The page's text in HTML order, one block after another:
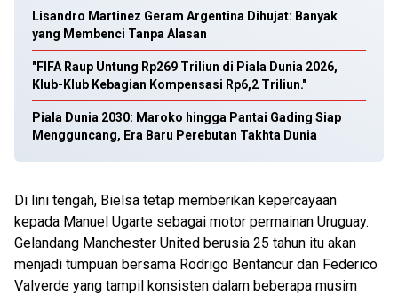
Lisandro Martinez Geram Argentina Dihujat: Banyak
yang Membenci Tanpa Alasan
"FIFA Raup Untung Rp269 Triliun di Piala Dunia 2026,
Klub-Klub Kebagian Kompensasi Rp6,2 Triliun."
Piala Dunia 2030: Maroko hingga Pantai Gading Siap
Mengguncang, Era Baru Perebutan Takhta Dunia
Di lini tengah, Bielsa tetap memberikan kepercayaan
kepada Manuel Ugarte sebagai motor permainan Uruguay.
Gelandang Manchester United berusia 25 tahun itu akan
menjadi tumpuan bersama Rodrigo Bentancur dan Federico
Valverde yang tampil konsisten dalam beberapa musim